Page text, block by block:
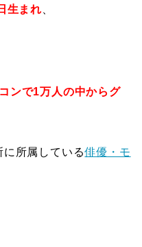
生まれ
ンで1万人の中からグ
所属している俳優・モ